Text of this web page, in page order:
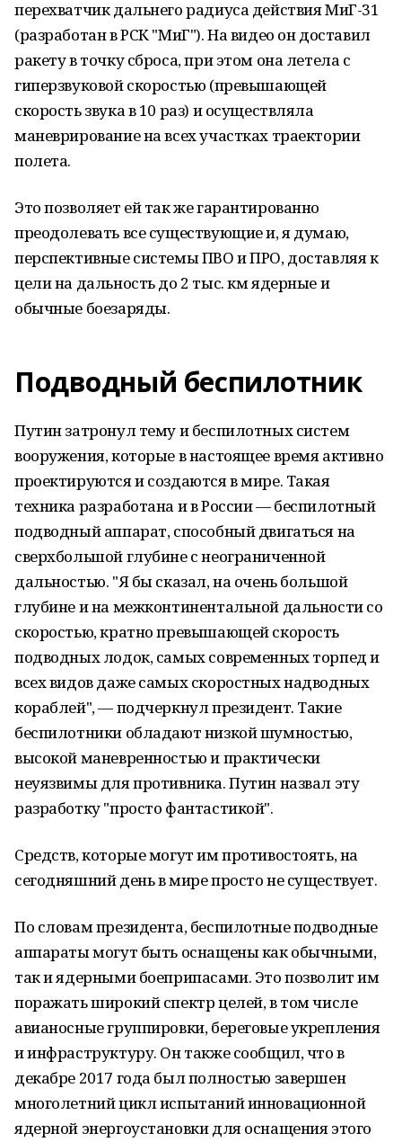
перехватчик дальнего радиуса действия МиГ-31
(разработан в РСК "МиГ"). На видео он доставил
ракету в точку сброса, при этом она летела с
гиперзвуковой скоростью (превышающей
скорость звука в 10 раз) и осуществляла
маневрирование на всех участках траектории
полета.
Это позволяет ей так же гарантированно
преодолевать все существующие и, я думаю,
перспективные системы ПВО и ПРО, доставляя к
цели на дальность до 2 тыс. км ядерные и
обычные боезаряды.
Подводный беспилотник
Путин затронул тему и беспилотных систем
вооружения, которые в настоящее время активно
проектируются и создаются в мире. Такая
техника разработана и в России — беспилотный
подводный аппарат, способный двигаться на
сверхбольшой глубине с неограниченной
дальностью. "Я бы сказал, на очень большой
глубине и на межконтинентальной дальности со
скоростью, кратно превышающей скорость
подводных лодок, самых современных торпед и
всех видов даже самых скоростных надводных
кораблей", — подчеркнул президент. Такие
беспилотники обладают низкой шумностью,
высокой маневренностью и практически
неуязвимы для противника. Путин назвал эту
разработку "просто фантастикой".
Средств, которые могут им противостоять, на
сегодняшний день в мире просто не существует.
По словам президента, беспилотные подводные
аппараты могут быть оснащены как обычными,
так и ядерными боеприпасами. Это позволит им
поражать широкий спектр целей, в том числе
авианосные группировки, береговые укрепления
и инфраструктуру. Он также сообщил, что в
декабре 2017 года был полностью завершен
многолетний цикл испытаний инновационной
ядерной энергоустановки для оснащения этого